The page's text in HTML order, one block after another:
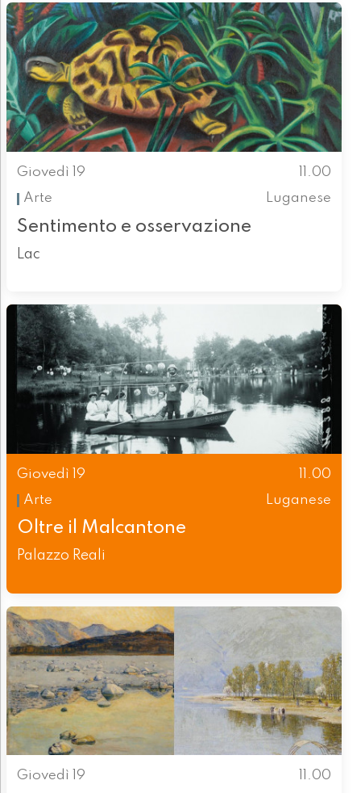
Giovedì 19
11.00
Arte
Luganese
Sentimento e osservazione
Lac
Giovedì 19
11.00
Arte
Luganese
Oltre il Malcantone
Palazzo Reali
Giovedì 19
11.00